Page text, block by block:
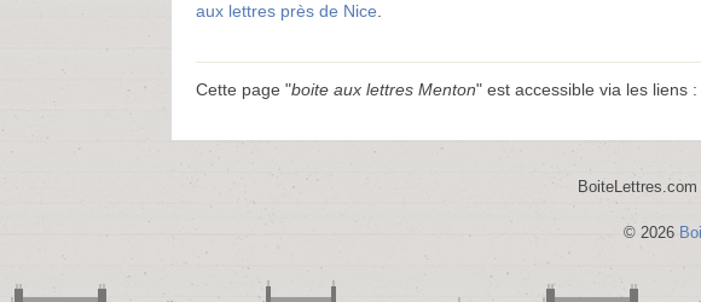
aux lettres près de Nice
Cette page "boite aux lettres Menton" est accessible via les liens :
© 2026